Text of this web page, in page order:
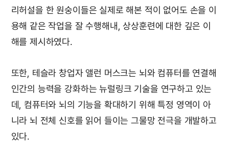
리허설을 한 원숭이들은 실제로 해본 적이 없어도 손을 이
용해 같은 작업을 잘 수행해내, 상상훈련에 대한 깊은 이
해를 제시하였다.
또한, 테슬라 창업자 앨런 머스크는 뇌와 컴퓨터를 연결해
인간의 능력을 강화하는 뉴럴링크 기술을 연구하고 있는
데, 컴퓨터와 뇌의 기능을 확대하기 위해 특정 영역이 아
니라 뇌 전체 신호를 읽어 들이는 그물망 전극을 개발하고
있다.